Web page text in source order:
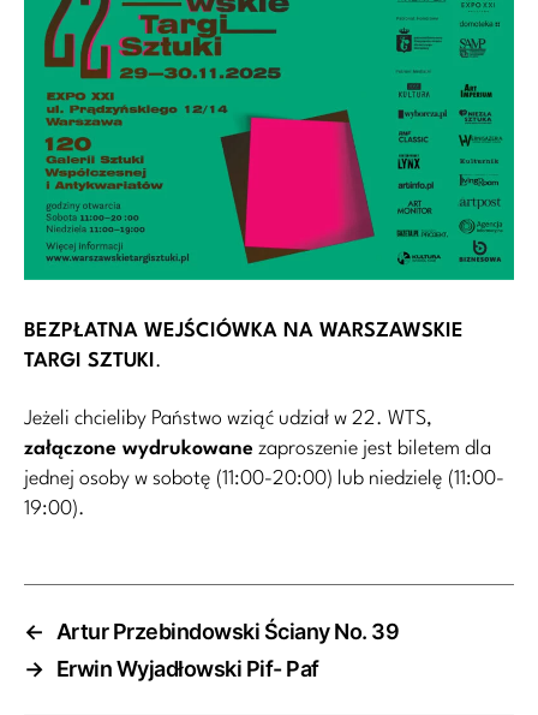
BEZPŁATNA WEJŚCIÓWKA NA WARSZAWSKIE
TARGI SZTUKI.
Jeżeli chcieliby Państwo wziąć udział w 22. WTS,
załączone wydrukowane zaproszenie jest biletem dla
jednej osoby w sobotę (11:00-20:00) lub niedzielę (11:00-
19:00).
←
Artur Przebindowski Ściany No. 39
→ Erwin Wyjadłowski Pif- Paf